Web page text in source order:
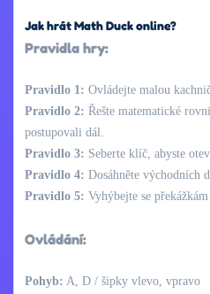
Jak hrát Math Duck online?
Pravidla hry:
Pravidlo 1: Ovládejte malou
Pravidlo 2: Řešte matematické
postupovali dál.
Pravidlo 3: Seberte klíč, abyste
Pravidlo 4: Dosáhněte východních
Pravidlo 5: Vyhýbejte se překážkám
Ovládání:
Pohyb: A, D / šipky vlevo, vpravo